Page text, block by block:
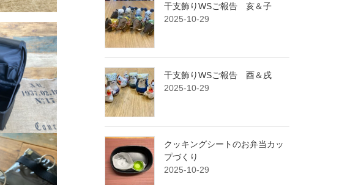
干支飾りWSご報告 亥＆子
2025-10-29
干支飾りWSご報告 酉＆戌
2025-10-29
クッキングシートのお弁当カッ
プづくり
2025-10-29